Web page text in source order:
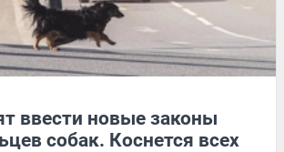
ввести новые законы
собак. Коснется всех